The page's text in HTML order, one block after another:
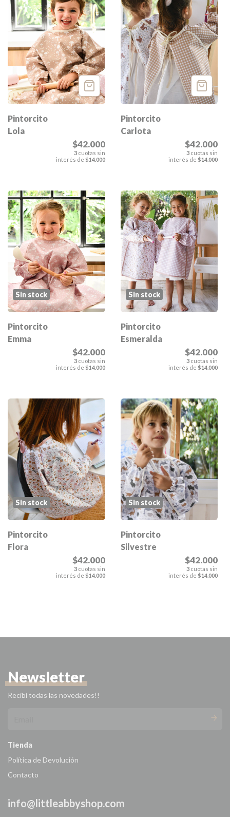
Pintorcito
Lola
$42.000
3cuotas sin
interés de $14.000
Pintorcito
Carlota
$42.000
3 cuotas sin
interés de$14.000
Sin stock
Pintorcito
Emma
$42.000
3cuotas sin
interés de $14.000
Sin stock
Pintorcito
Esmeralda
$42.000
3 cuotas sin
interés de$14.000
Sin stock
Pintorcito
Flora
$42.000
3cuotas sin
interés de $14.000
Sin stock
Pintorcito
Silvestre
$42.000
3 cuotas sin
interés de$14.000
Newsletter
Recibí todas las novedades!!
Tienda
Política de Devolución
Contacto
info@littleabbyshop.com